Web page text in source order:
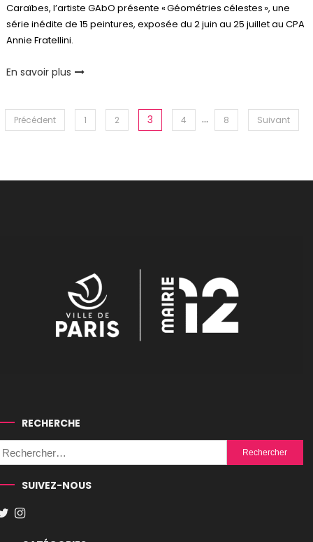
Caraïbes, l’artiste GAbO présente « Géométries célestes », une
série inédite de 15 peintures, exposée du 2 juin au 25 juillet au CPA
Annie Fratellini.
En savoir plus
Précédent 1 2 3 4 … 8 Suivant
RECHERCHE
Rechercher :
SUIVEZ-NOUS